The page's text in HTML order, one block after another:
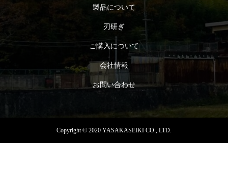
製品について
刃研ぎ
ご購入について
会社情報
お問い合わせ
Copyright © 2020 YASAKASEIKI CO., LTD.